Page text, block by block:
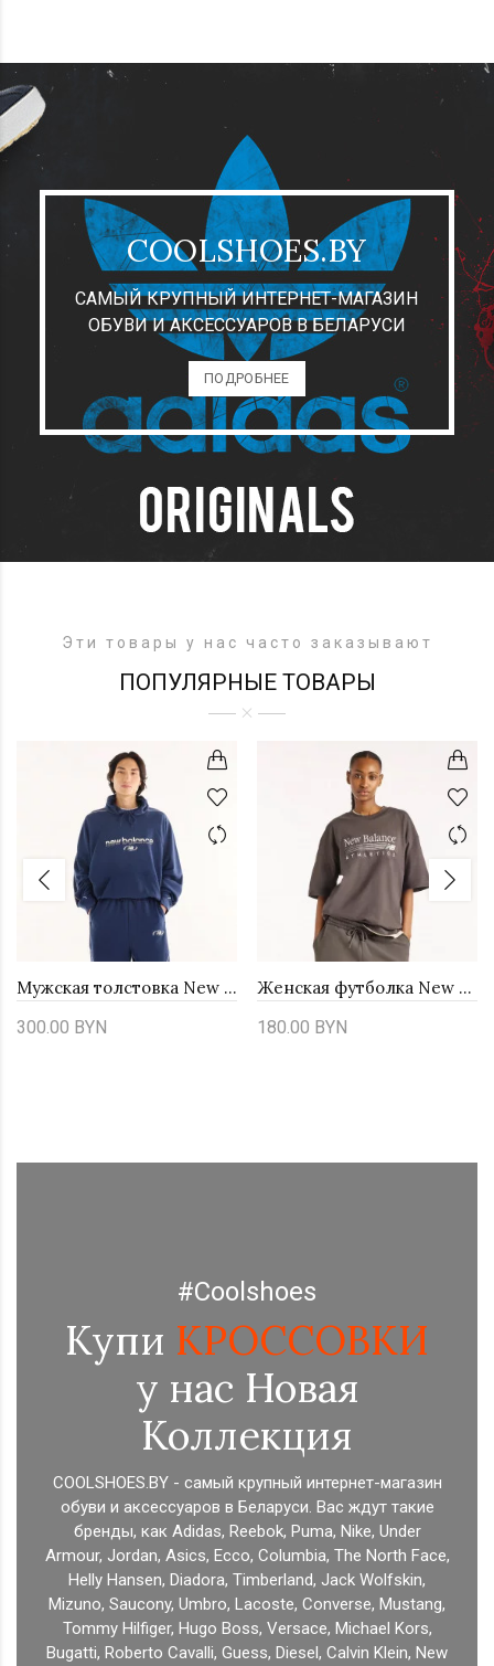
COOLSHOES.BY
САМЫЙ КРУПНЫЙ ИНТЕРНЕТ-МАГАЗИН
ОБУВИ И АКСЕССУАРОВ В БЕЛАРУСИ
ПОДРОБНЕЕ
Эти товары у нас часто заказывают
ПОПУЛЯРНЫЕ ТОВАРЫ
Мужская толстовка New Balance Trackside MT62W318NNY - темно-синяя
300.00 BYN
Женская футболка New Balance Trackside WT6297MKBLK - коричневая
180.00 BYN
#Coolshoes
Купи КРОССОВКИ
у нас Новая
Коллекция
COOLSHOES.BY - самый крупный интернет-магазин
обуви и аксессуаров в Беларуси. Вас ждут такие
бренды, как Adidas, Reebok, Puma, Nike, Under
Armour, Jordan, Asics, Ecco, Columbia, The North Face,
Helly Hansen, Diadora, Timberland, Jack Wolfskin,
Mizuno, Saucony, Umbro, Lacoste, Converse, Mustang,
Tommy Hilfiger, Hugo Boss, Versace, Michael Kors,
Bugatti, Roberto Cavalli, Guess, Diesel, Calvin Klein, New